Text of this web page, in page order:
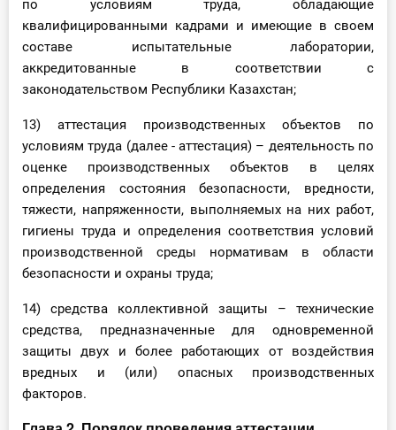
по условиям труда, обладающие
квалифицированными кадрами и имеющие в своем
составе испытательные лаборатории,
аккредитованные в соответствии с
законодательством Республики Казахстан;
13) аттестация производственных объектов по
условиям труда (далее - аттестация) – деятельность по
оценке производственных объектов в целях
определения состояния безопасности, вредности,
тяжести, напряженности, выполняемых на них работ,
гигиены труда и определения соответствия условий
производственной среды нормативам в области
безопасности и охраны труда;
14) средства коллективной защиты – технические
средства, предназначенные для одновременной
защиты двух и более работающих от воздействия
вредных и (или) опасных производственных
факторов.